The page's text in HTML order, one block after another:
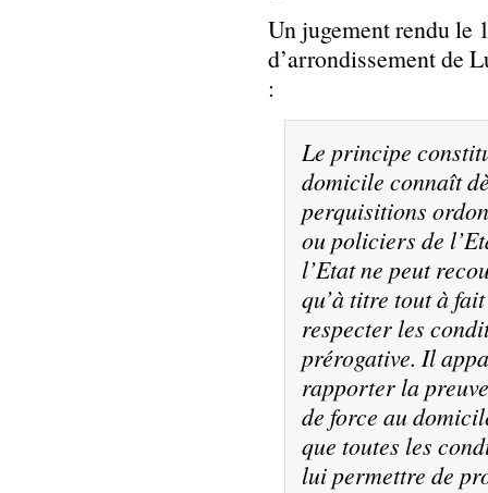
Un jugement rendu le
d’arrondissement de
:
Le principe
domicile connaît
perquisitions
ou policiers de
l’Etat ne peut
qu’à titre tout à
respecter les
prérogative. Il
rapporter la
de force au
que toutes les
lui permettre de